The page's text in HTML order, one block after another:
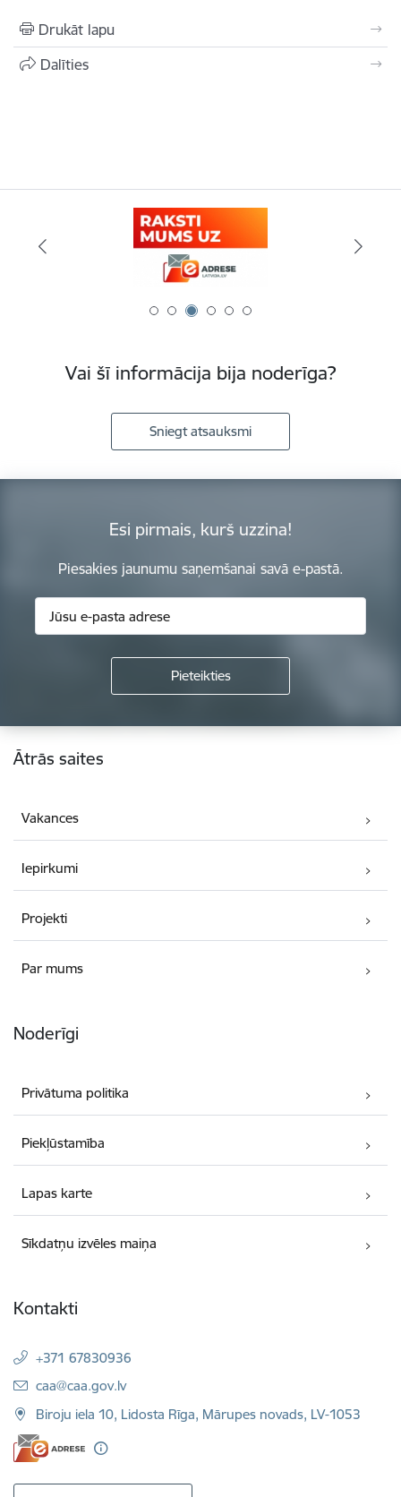
Drukāt lapu
Dalīties
Vai šī informācija bija noderīga?
Sniegt atsauksmi
Esi pirmais, kurš uzzina!
Piesakies jaunumu saņemšanai savā e-pastā.
Kājene
Ātrās saites
Vakances
Iepirkumi
Projekti
Par mums
Noderīgi
Privātuma politika
Piekļūstamība
Lapas karte
Sīkdatņu izvēles maiņa
Kontakti
+371 67830936
E-pasts:
caa@caa.gov.lv
Biroju iela 10, Lidosta Rīga, Mārupes novads, LV-1053